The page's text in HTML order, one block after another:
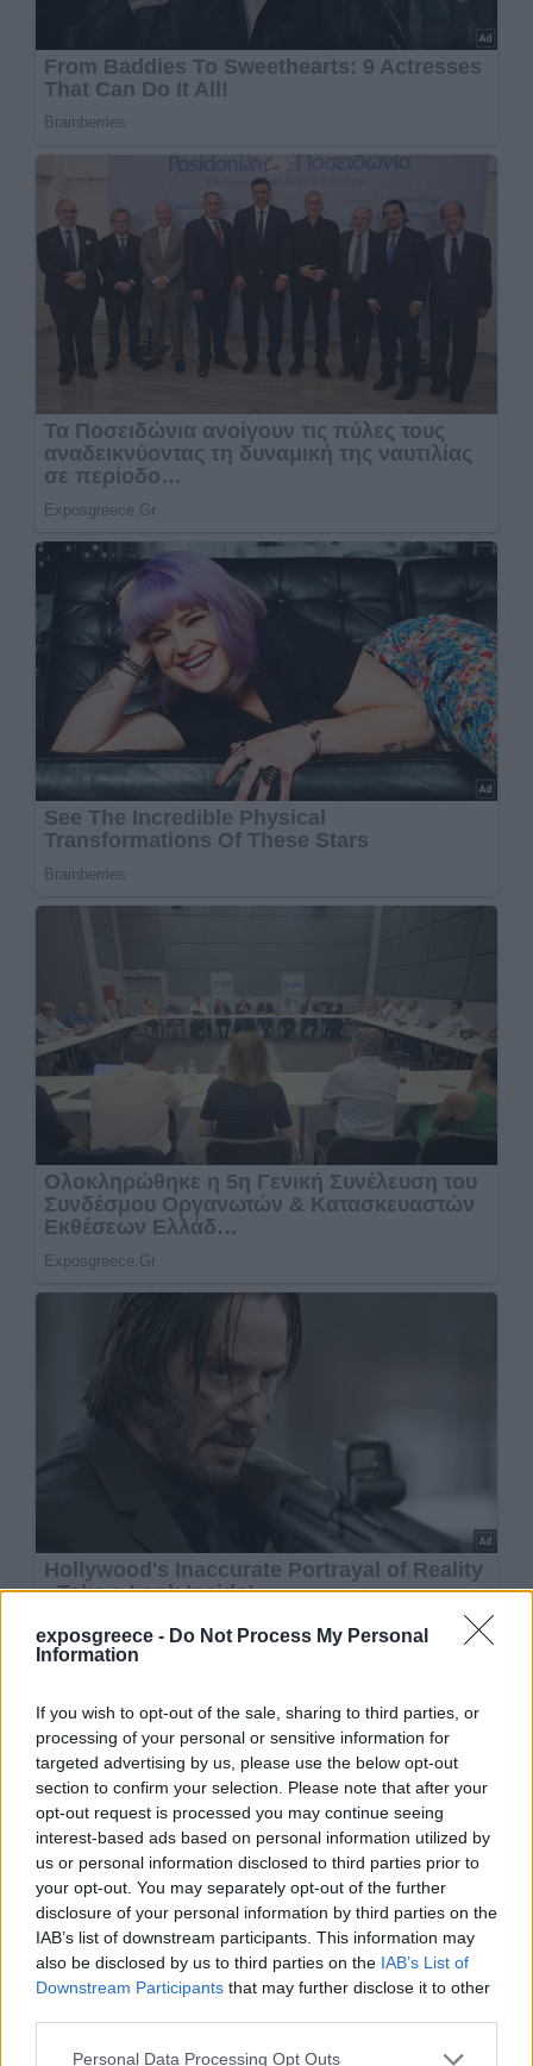
exposgreece - Do Not Process My Personal
Information
If you wish to opt-out of the sale, sharing to third parties, or
processing of your personal or sensitive information for
targeted advertising by us, please use the below opt-out
section to confirm your selection. Please note that after your
opt-out request is processed you may continue seeing
interest-based ads based on personal information utilized by
us or personal information disclosed to third parties prior to
your opt-out. You may separately opt-out of the further
disclosure of your personal information by third parties on the
IAB’s list of downstream participants. This information may
also be disclosed by us to third parties on the IAB’s List of
Downstream Participants that may further disclose it to other
Personal Data Processing Opt Outs